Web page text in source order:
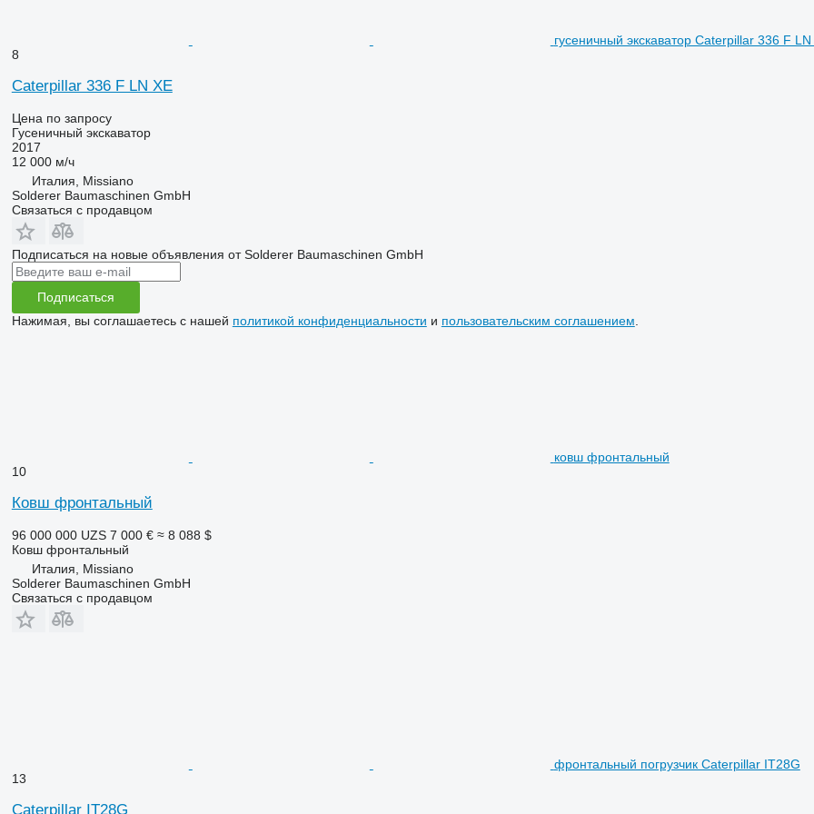
гусеничный экскаватор Caterpillar 336 F LN
8
Caterpillar 336 F LN XE
Цена по запросу
Гусеничный экскаватор
2017
12 000 м/ч
Италия, Missiano
Solderer Baumaschinen GmbH
Связаться с продавцом
Подписаться на новые объявления от Solderer Baumaschinen GmbH
Подписаться
Нажимая, вы соглашаетесь с нашей политикой конфиденциальности и пользовательским соглашением
ковш фронтальный
10
Ковш фронтальный
96 000 000 UZS 7 000 € ≈ 8 088 $
Ковш фронтальный
Италия, Missiano
Solderer Baumaschinen GmbH
Связаться с продавцом
фронтальный погрузчик Caterpillar IT28G
13
Caterpillar IT28G